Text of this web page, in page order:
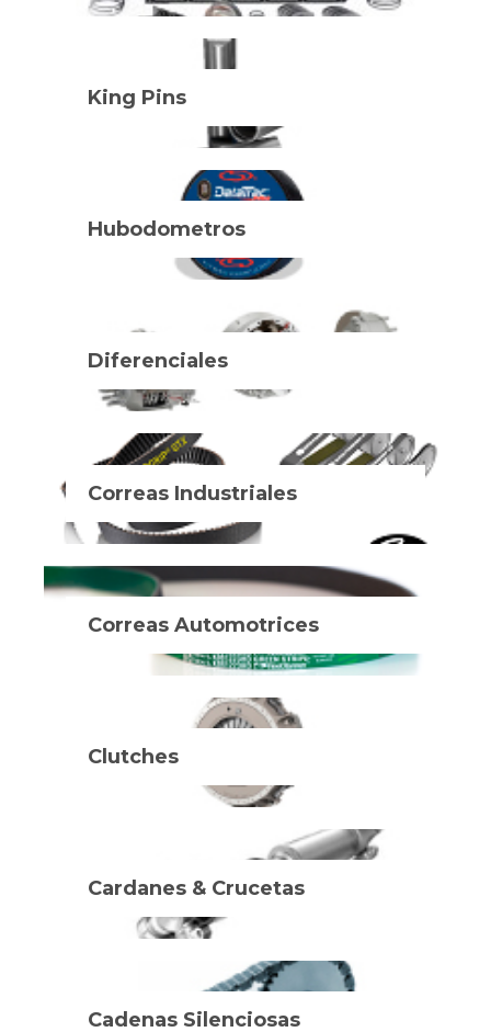
King Pins
Hubodometros
Diferenciales
Correas Industriales
Correas Automotrices
Clutches
Cardanes & Crucetas
Cadenas Silenciosas